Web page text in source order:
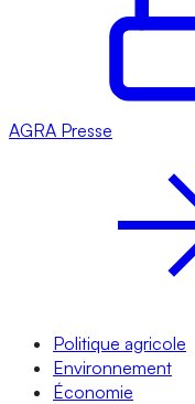
AGRA Presse
Politique agricole
Environnement
Économie